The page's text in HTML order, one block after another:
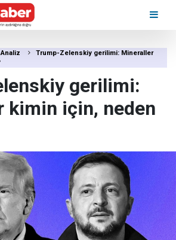
Trump-Zelenskiy gerilimi: Mineraller
gerilimi:
kimin için, neden